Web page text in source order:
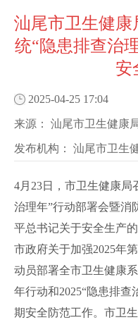
汕尾市卫生健
统“隐患排查治
安
2025-04-25 17:04
来源： 汕尾市卫生健康
发布机构： 汕尾市卫生
4月23日，市卫生健康局
治理年”行动部署会暨消
平总书记关于安全生产
市政府关于加强2025年
动员部署全市卫生健康
年行动和2025“隐患排查
期安全防范工作。市卫